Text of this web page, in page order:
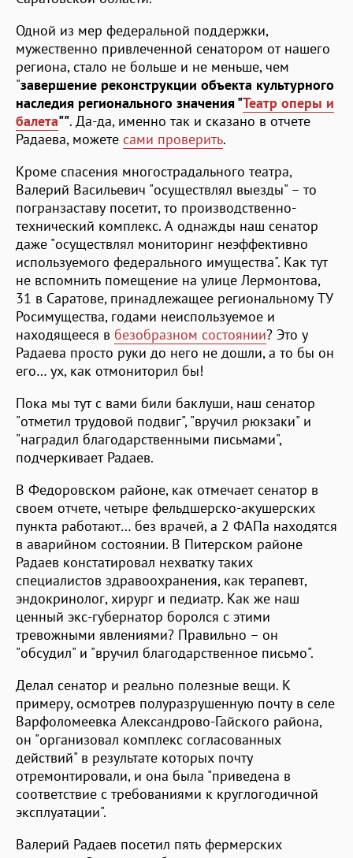
Одной из мер федеральной поддержки,
мужественно привлеченной сенатором от нашего
региона, стало не больше и не меньше, чем
"завершение реконструкции объекта культурного
наследия регионального значения "Театр оперы и
балета"". Да-да, именно так и сказано в отчете
Радаева, можете сами проверить.
Кроме спасения многострадального театра,
Валерий Васильевич "осуществлял выезды" – то
погранзаставу посетит, то производственно-
технический комплекс. А однажды наш сенатор
даже "осуществлял мониторинг неэффективно
используемого федерального имущества". Как тут
не вспомнить помещение на улице Лермонтова,
31 в Саратове, принадлежащее региональному ТУ
Росимущества, годами неиспользуемое и
находящееся в безобразном состоянии? Это у
Радаева просто руки до него не дошли, а то бы он
его… ух, как отмониторил бы!
Пока мы тут с вами били баклуши, наш сенатор
"отметил трудовой подвиг", "вручил рюкзаки" и
"наградил благодарственными письмами",
подчеркивает Радаев.
В Федоровском районе, как отмечает сенатор в
своем отчете, четыре фельдшерско-акушерских
пункта работают… без врачей, а 2 ФАПа находятся
в аварийном состоянии. В Питерском районе
Радаев констатировал нехватку таких
специалистов здравоохранения, как терапевт,
эндокринолог, хирург и педиатр. Как же наш
ценный экс-губернатор боролся с этими
тревожными явлениями? Правильно – он
"обсудил" и "вручил благодарственное письмо".
Делал сенатор и реально полезные вещи. К
примеру, осмотрев полуразрушенную почту в селе
Варфоломеевка Александрово-Гайского района,
он "организовал комплекс согласованных
действий" в результате которых почту
отремонтировали, и она была "приведена в
соответствие с требованиями к круглогодичной
эксплуатации".
Валерий Радаев посетил пять фермерских